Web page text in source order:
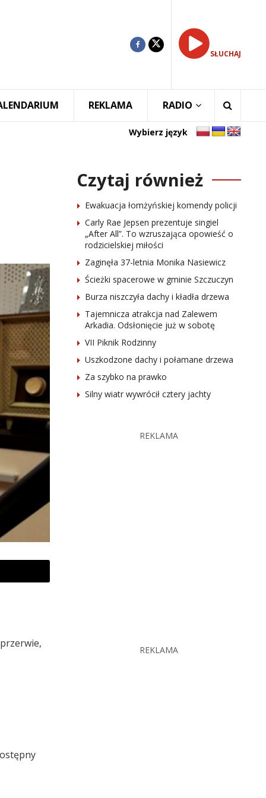
SŁUCHAJ
REKLAMA RADIO
Wybierz język
Czytaj również
Ewakuacja łomżyńskiej komendy policji
Carly Rae Jepsen prezentuje singiel
„After All”. To wzruszająca opowieść o
rodzicielskiej miłości
Zaginęła 37-letnia Monika Nasiewicz
Ścieżki spacerowe w gminie Szczuczyn
Burza niszczyła dachy i kładła drzewa
Tajemnicza atrakcja nad Zalewem
Arkadia. Odsłonięcie już w sobotę
VII Piknik Rodzinny
Uszkodzone dachy i połamane drzewa
Za szybko na prawko
Silny wiatr wywrócił cztery jachty
REKLAMA
REKLAMA